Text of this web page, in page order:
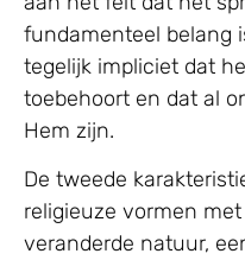
fundamenteel belang
tegelijk impliciet dat
toebehoort en dat al
Hem zijn.
De tweede
religieuze vormen
veranderde natuur,